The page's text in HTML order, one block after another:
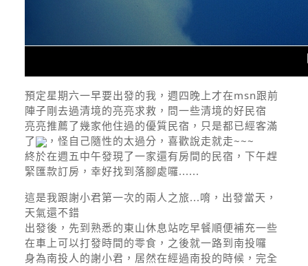
預定星期六一早要出發的我，週四晚上才在msn跟前
陣子剛去過清境的亮亮求救，問一些清境的好民宿
亮亮推薦了幾家他住過的優質民宿，只是都已經客滿
了
，怪自己隨性的太過分，喜歡說走就走~~~
終於在週五中午發現了一家還有房間的民宿，下午趕
緊匯款訂房，幸好找到落腳處囉......
這是我跟謝小君第一次的兩人之旅...唷，出發當天，
天氣還不錯
出發後，先到熟悉的東山休息站吃早餐順便補充一些
在車上可以打發時間的零食，之後就一路到南投囉
身為南投人的謝小君，居然在經過南投的時候，完全